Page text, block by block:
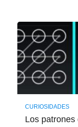
CURIOSIDADES
Los